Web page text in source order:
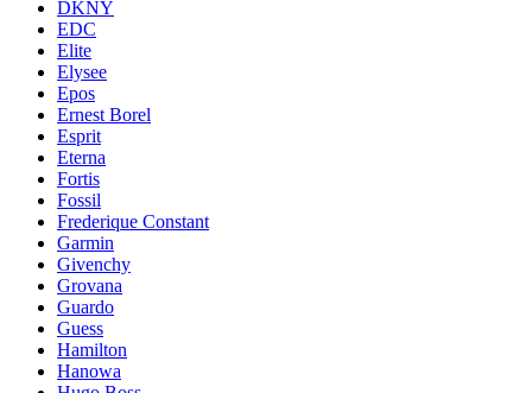
DKNY
EDC
Elite
Elysee
Epos
Ernest Borel
Esprit
Eterna
Fortis
Fossil
Frederique Constant
Garmin
Givenchy
Grovana
Guardo
Guess
Hamilton
Hanowa